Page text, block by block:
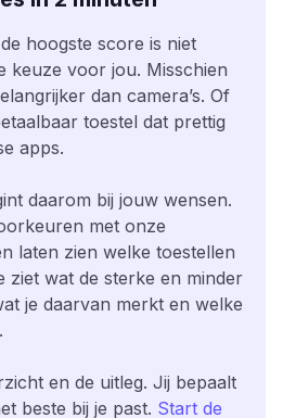
hoogste score is niet
keuze voor jou. Misschien
dan camera’s. Of
toestel dat prettig
apps.
daarom bij jouw wensen.
met onze
laten zien welke toestellen
ziet wat de sterke en minder
je daarvan merkt en welke
en de uitleg. Jij bepaalt
beste bij je past. Start de